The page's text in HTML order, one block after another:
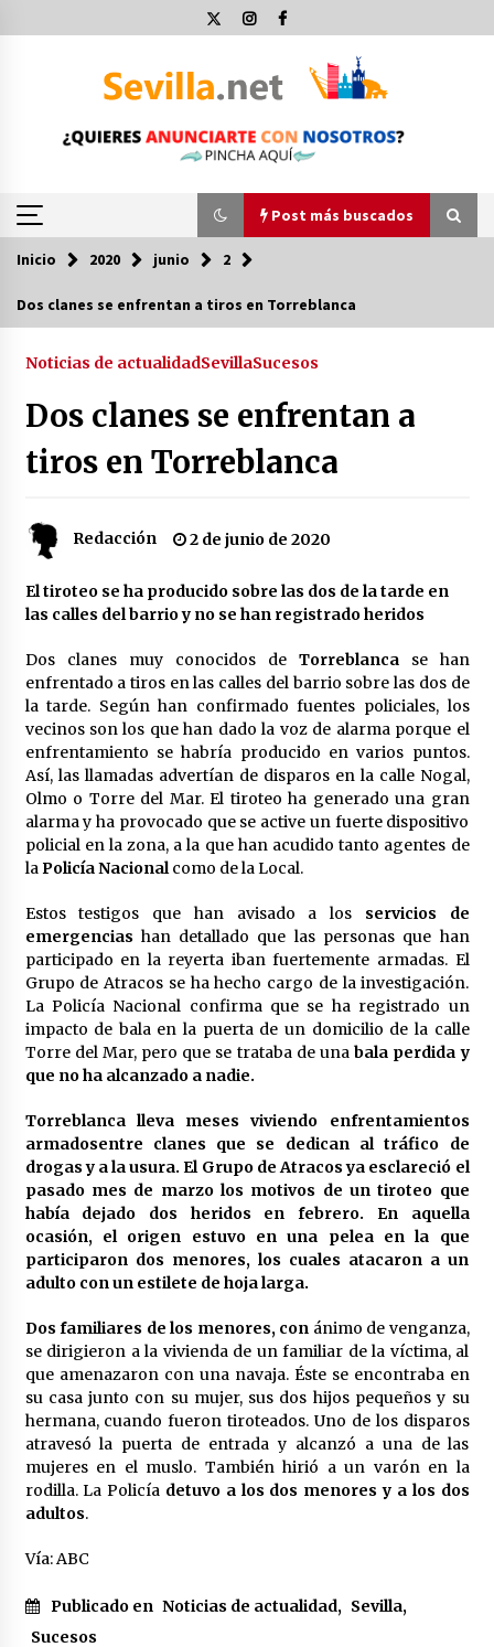
al
Post más buscados
Post más buscados
entre Ultras del Sevilla FC y Osasuna
divertido (y cada vez más popular)
Plaga de pulgas en el festival Interestelar de
24 de mayo de 2022
5.500 efectivos se encargarán de la seguridad
del partido
17 de mayo de 2022
Leyendas del Betis y del Sevilla vuelven al
terreno de juego en un derbi a beneficio de
Down Sevilla
13 de mayo de 2022
La Cartuja Pickman esquiva su liquidación al
no tener que pagar seis millones de euros a la
13 de mayo de 2022
¿Un «insulto» al traje de flamenca?
Semidesnudos, trasparencias y batas de cola
en la Feria de Abril
7 de mayo de 2022
Los farolillos de la Feria de Sevilla se
repondrán cuando desaparezca el riesgo de
4 de mayo de 2022
Muere el cardenal Carlos Amigo Vallejo
27 de abril de 2022
Todos los cortes de tráfico por la Feria de
Sevilla 2022: del jueves 28 de abril al 8 de mayo
El cultivo casero de marihuana deja sin luz dos
meses a 256 familias en Sevilla
22 de abril de 2022
La Feria de Abril de Sevilla será un 25% más
cara por la crisis mundial
Inicio 2020 junio 2
Dos clanes se enfrentan a tiros en Torreblanca
Noticias de actualidadSevillaSucesos
Dos clanes se enfrentan a
tiros en Torreblanca
Redacción 2 de junio de 2020
El tiroteo se ha producido sobre las dos de la tarde en
las calles del barrio y no se han registrado heridos
Dos clanes muy conocidos de Torreblancase han
enfrentado a tiros en las calles del barrio sobre las dos de
la tarde. Según han confirmado fuentes policiales, los
vecinos son los que han dado la voz de alarma porque el
enfrentamiento se habría producido en varios puntos.
Así, las llamadas advertían de disparos en la calle Nogal,
Olmo o Torre del Mar. El tiroteo ha generado una gran
alarma y ha provocado que se active un fuerte dispositivo
policial en la zona, a la que han acudido tanto agentes de
laPolicía Nacionalcomo de la Local.
Estos testigos que han avisado a los servicios de
emergencias han detallado que las personas que han
participado en la reyerta iban fuertemente armadas. El
Grupo de Atracos se ha hecho cargo de la investigación.
La Policía Nacional confirma que se ha registrado un
impacto de bala en la puerta de un domicilio de la calle
Torre del Mar, pero que se trataba de unabala perdida y
que no ha alcanzado a nadie.
Torreblanca lleva meses viviendo enfrentamientos
armadosentre clanes que se dedican al tráfico de
drogas y a la usura. El Grupo de Atracos ya esclareció el
pasado mes de marzo los motivos de un tiroteo que
había dejado dos heridos en febrero. En aquella
ocasión, el origen estuvo en una pelea en la que
participaron dos menores, los cuales atacaron a un
adulto con un estilete de hoja larga.
Dos familiares de los menores, con ánimo de venganza,
se dirigieron a la vivienda de un familiar de la víctima, al
que amenazaron con una navaja. Éste se encontraba en
su casa junto con su mujer, sus dos hijos pequeños y su
hermana, cuando fueron tiroteados. Uno de los disparos
atravesó la puerta de entrada y alcanzó a una de las
mujeres en el muslo. También hirió a un varón en la
rodilla. La Policía detuvo a los dos menores y a los dos
adultos.
Vía: ABC
Publicado en Noticias de actualidad, Sevilla,
Sucesos